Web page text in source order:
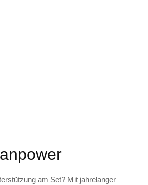
am Set? Mit jahrelanger